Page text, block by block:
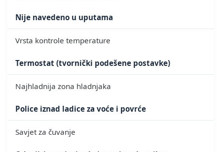
Nije navedeno u uputama
Vrsta kontrole temperature
Termostat (tvornički podešene postavke)
Najhladnija zona hladnjaka
Police iznad ladice za voće i povrće
Savjet za čuvanje